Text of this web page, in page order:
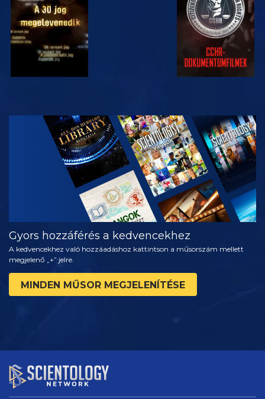
MŰSORNÉZÉS
A SOROZAT
RÉSZEI
Gyors hozzáférés a kedvencekhez
A kedvencekhez való hozzáadáshoz kattintson a műsorszám mellett
megjelenő „+” jelre.
MINDEN MŰSOR MEGJELENÍTÉSE